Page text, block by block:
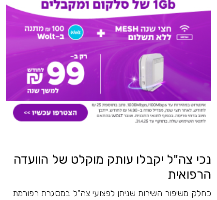
נכי צה"ל יקבלו עותק מוקלט של הוועדה
הרפואית
כחלק משיפור השירות שניתן לפצועי צה"ל במסגרת רפורמת